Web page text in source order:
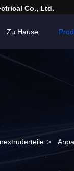
Co., Ltd.
Zu Hause
>